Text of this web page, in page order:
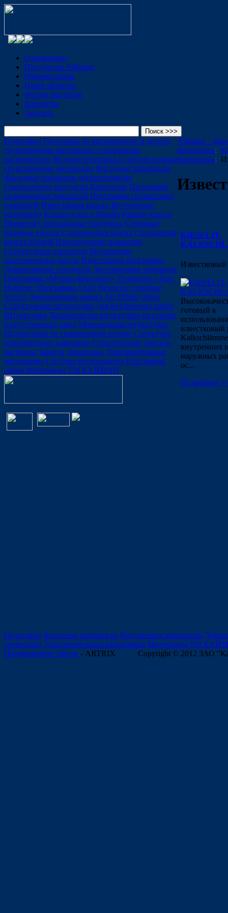
О компании
Продукция Alligator
Рекомендации
Наши объекты
Форум мастеров
Контакты
Заказать
Грунтовки Грунтовка на растворителе и другие
грунтовочные материалы, содержащие
растворители Водная грунтовка и другие водные
грунтовочные материалы Фасадные материалы
Фасадные покрытия дисперсионные
Специальные продукты Красители Программа
силиконовых покрытий Программа силикатных
покрытий Известковая краска Внутренние
материалы Краски класса Профи Краски класса
Премиум Специальные продукты Стеновые
матовые краски Силиконовая краска Силикатная
краска Kieselit Изолирующие покрытия
Структурные покрытия Внутренние
шпатлевочные массы Известковая программа
Декоративные продукты Лессирующее покрытие
Программа «Мульти-Бриллант» Покрытие «Арт-
Нобиле» Программа «Арт Веллуто» серебро/
золото Декоративная краска Art Effetto Обои
Структурные штукатурки для внутренних работ
Штукатурка Декоративная штукатурка на основе
искусственных смол Минеральная штукатурка
Штукатурки на силиконовой основе Структура
разноцветных камешков Строительные смеси и
растворы Защита древесины Дополнительные
программы Система теплозащиты Программа
обоев Материалы ТМ КАЙМАН
Alligator -
материалы:
материалы:
KIESELIT-
Известковый
готовый к
известковый
внутренних
наружных
ос...
Подробнее
Грунтовки Фасадные материалы Внутренние материалы
древесины Дополнительные программы Материалы ТМ
Продвижение сайтов - ARTRIX Copyright © 2012 ЗАО